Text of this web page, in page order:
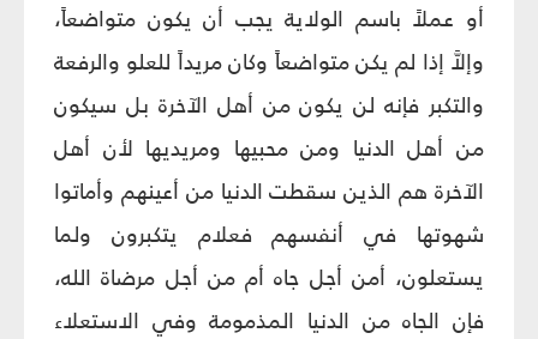
أو عملاً باسم الولاية يجب أن يكون متواضعاً،
وإلاَّ إذا لم يكن متواضعاً وكان مريداً للعلو والرفعة
والتكبر فإنه لن يكون من أهل الآخرة بل سيكون
من أهل الدنيا ومن محبيها ومريديها لأن أهل
الآخرة هم الذين سقطت الدنيا من أعينهم وأماتوا
شهوتها في أنفسهم فعلام يتكبرون ولما
يستعلون، أمن أجل جاه أم من أجل مرضاة الله،
فإن الجاه من الدنيا المذمومة وفي الاستعلاء